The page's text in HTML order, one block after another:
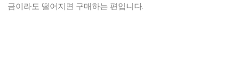
금이라도 떨어지면 구매하는 편입니다.